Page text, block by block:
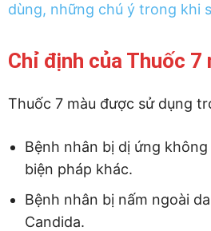
dùng, những chú ý trong khi
Chỉ định của Thuốc 7
Thuốc 7 màu được sử dụng
Bệnh nhân bị dị ứng
biện pháp khác.
Bệnh nhân bị nấm ngoài
Candida.